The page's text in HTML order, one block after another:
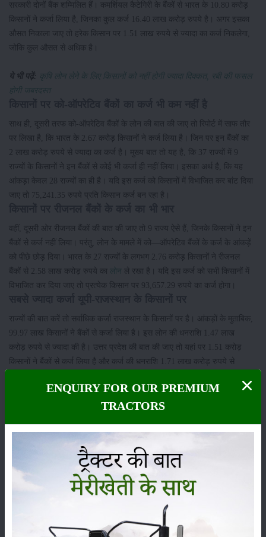
सरकारी दोनों बैंक शम्मिलित हैं। कमर्शियल कैटेगिरी के बैंकों से भारत के 10.80 करोड़
किसानों ने कर्जा लिया है, जिनका कुल कर्ज 16.40 लाख करोड़ रुपये है। अगर इसका
औसत निकाला जाए तो हरेक किसान पर 1.51 लाख रुपये से ज्यादा का कर्ज निकलेगा,
जोकि कुल औसत से अधिक है।
ये भी पढ़ें:
कृषि लोन लेने के लिए किसानों को नहीं होगी ज्यादा दिक्कत, रबी की फसल
होगी जबरदस्त
साथ ही, दूसरी तरफ को-ऑपरेटिव बैंकों के लोन की बात की जाए तो रिपोर्ट में साफ तौर
पर लिखा है, कि भारत के 2.67 करोड़ किसानों ने कर्ज लिया है। जिन पर इन बैंकों का
2 लाख करोड़ रुपये से ज्यादा का कर्ज है। मुख्य बात तो यह है, कि 37 राज्यों में 9
राज्यों के किसानों ने इन बैंकों से कोई भी कर्जा ही नहीं लिया। इसका अर्थ है, कि यह
आंकड़ा केवल 28 राज्यों का ही है। यदि इस कर्ज को किसानों में विभाजित कर बांट दिया
जाए तो 75,241.35 रुपये प्रति किसान कर्ज बन रहा है।
वहीं, दूसरी ओर रीजनल बैंकों की बात की जाए तो 9 राज्य ऐसे हैं, जिनके किसानों ने इन
बैंकों से कर्ज नहीं लिया। परंतु, लोन के मामले में को—ऑपरेटिव बैंकों के कर्ज के आंकड़ें
को पीछे छोड़ दिया। भारत के 27 राज्यों के लगभग 2.76 करोड़ किसानों ने रीजनल
बैंकों से 2.58 लाख करोड़ रुपये का
लोन ले रखा है। यदि इस कर्ज को सभी किसानों में
विभाजित कर दिया जाए तो प्रत्येक किसान पर 93,657.29 रुपये का कर्ज होगा।
राज्यों की बात करें तो सर्वाधिक कर्जा राजस्थान के किसानों पर है। आंकड़ों के मुताबिक,
99.97 लाख किसानों ने बैंकों से कर्जा लिया है। इस लोन की धनराशि 1.47 लाख
करोड़ रुपये से ज्यादा की है। उत्तर प्रदेश की बात की जाए तो यहां पर 1.51 करोड़
किसानों ने बैंकों से कर्ज लिया है और कर्ज की धनराशि 1.71 लाख करोड़ रुपये से
करोड़ रुपये से अधिक का है।
फसल भंडारण
ENQUIRY FOR OUR PREMIUM
TRACTORS